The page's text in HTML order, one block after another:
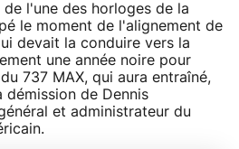
l'une des horloges de la
le moment de l'alignement de
devait la conduire vers la
une année noire pour
737 MAX, qui aura entraîné,
démission de Dennis
et administrateur du